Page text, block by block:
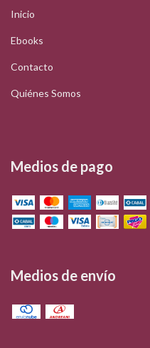
Inicio
Ebooks
Contacto
Quiénes Somos
Medios de pago
Medios de envío